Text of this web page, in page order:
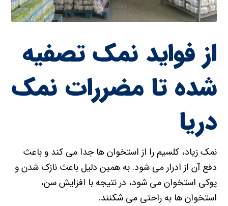
از فواید نمک تصفیه
شده تا مضررات نمک
دریا
نمک زیاد، کلسیم را از استخوان ها جدا می کند و باعث
دفع آن از ادرار می شود. به همین دلیل باعث نازک شدن و
پوکی استخوان می شود، در نتیجه با افزایش سن،
استخوان ها به راحتی می شکنند.